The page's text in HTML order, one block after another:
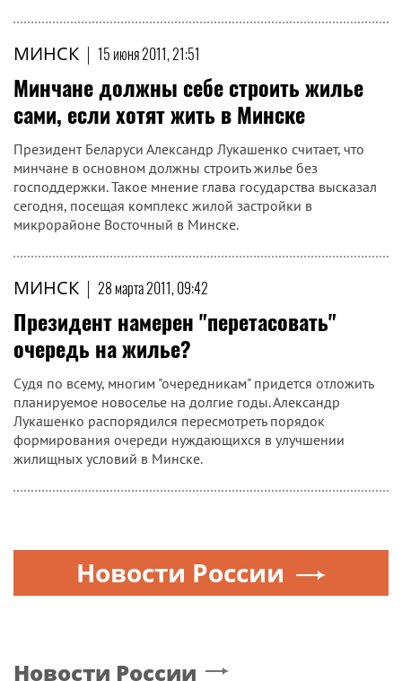
МИНСК | 15 июня 2011, 21:51
Минчане должны себе строить жилье
сами, если хотят жить в Минске
Президент Беларуси Александр Лукашенко считает, что
минчане в основном должны строить жилье без
господдержки. Такое мнение глава государства высказал
сегодня, посещая комплекс жилой застройки в
микрорайоне Восточный в Минске.
МИНСК | 28 марта 2011, 09:42
Президент намерен "перетасовать"
очередь на жилье?
Судя по всему, многим "очередникам" придется отложить
планируемое новоселье на долгие годы. Александр
Лукашенко распорядился пересмотреть порядок
формирования очереди нуждающихся в улучшении
жилищных условий в Минске.
Новости России
Новости России